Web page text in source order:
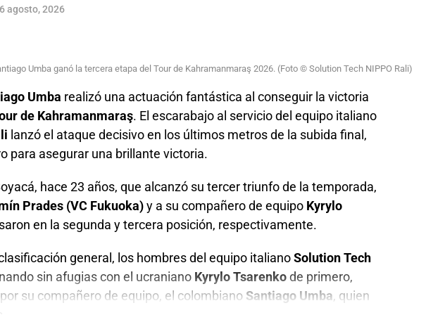
en la Vuelta a Colombia 2025. (Foto Anderson Bonilla © RMC)
su primer examen de alta montaña el miércoles 12 de agosto,
6 agosto, 2026
Umba ganó la tercera etapa del Tour de Kahramanmaraş 2026. (Foto © Solution Tech NIPPO Rali)
Umba realizó una actuación fantástica al conseguir la victoria
de Kahramanmaraş. El escarabajo al servicio del equipo italiano
lanzó el ataque decisivo en los últimos metros de la subida final,
para asegurar una brillante victoria.
hace 23 años, que alcanzó su tercer triunfo de la temporada,
Prades (VC Fukuoka)y a su compañero de equipo Kyrylo
en la segunda y tercera posición, respectivamente.
general, los hombres del equipo italiano Solution Tech
sin afugias con el ucraniano Kyrylo Tsarenko de primero,
su compañero de equipo, el colombiano Santiago Umba, quien